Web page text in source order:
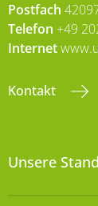
Postfach
Telefon +49
Internet
Kontakt
Unsere